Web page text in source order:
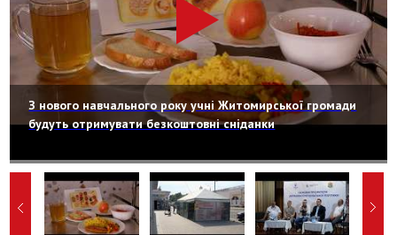
З нового навчального року учні Житомирської громади
будуть отримувати безкоштовні сніданки